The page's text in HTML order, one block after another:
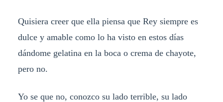
Quisiera creer que ella piensa que Rey siempre es
dulce y amable como lo ha visto en estos días
dándome gelatina en la boca o crema de chayote,
pero no.
Yo se que no, conozco su lado terrible, su lado